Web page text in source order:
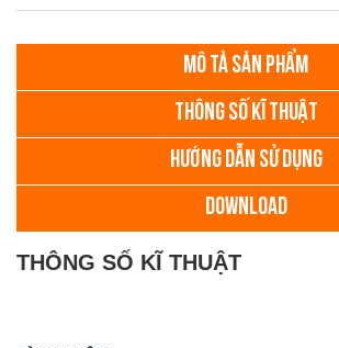
MÔ TẢ SẢN PHẨM
THÔNG SỐ KĨ THUẬT
HƯỚNG DẪN SỬ DỤNG
DOWNLOAD
THÔNG SỐ KĨ THUẬT